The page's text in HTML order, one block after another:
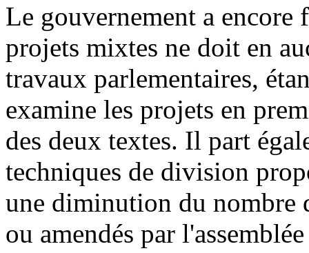
Le gouvernement a
projets mixtes ne doit en
travaux parlementaires,
examine les projets en
des deux textes. Il part
techniques de division
une diminution du nombre
ou amendés par